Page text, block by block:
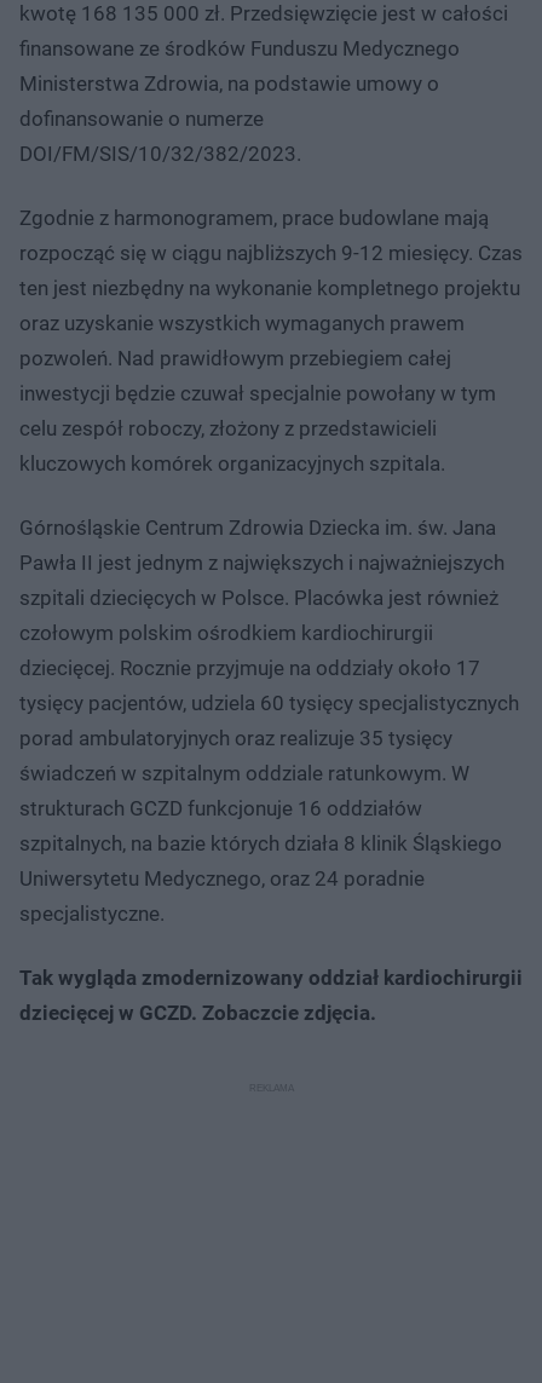
kwotę 168 135 000 zł. Przedsięwzięcie jest w całości
finansowane ze środków Funduszu Medycznego
Ministerstwa Zdrowia, na podstawie umowy o
dofinansowanie o numerze
DOI/FM/SIS/10/32/382/2023.
Zgodnie z harmonogramem, prace budowlane mają
rozpocząć się w ciągu najbliższych 9-12 miesięcy. Czas
ten jest niezbędny na wykonanie kompletnego projektu
oraz uzyskanie wszystkich wymaganych prawem
pozwoleń. Nad prawidłowym przebiegiem całej
inwestycji będzie czuwał specjalnie powołany w tym
celu zespół roboczy, złożony z przedstawicieli
kluczowych komórek organizacyjnych szpitala.
Górnośląskie Centrum Zdrowia Dziecka im. św. Jana
Pawła II jest jednym z największych i najważniejszych
szpitali dziecięcych w Polsce. Placówka jest również
czołowym polskim ośrodkiem kardiochirurgii
dziecięcej. Rocznie przyjmuje na oddziały około 17
tysięcy pacjentów, udziela 60 tysięcy specjalistycznych
porad ambulatoryjnych oraz realizuje 35 tysięcy
świadczeń w szpitalnym oddziale ratunkowym. W
strukturach GCZD funkcjonuje 16 oddziałów
szpitalnych, na bazie których działa 8 klinik Śląskiego
Uniwersytetu Medycznego, oraz 24 poradnie
specjalistyczne.
Tak wygląda zmodernizowany oddział kardiochirurgii
dziecięcej w GCZD. Zobaczcie zdjęcia.